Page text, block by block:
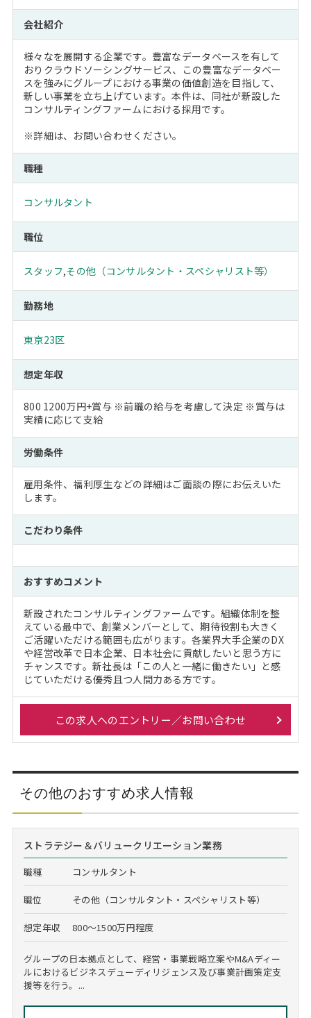
会社紹介
様々なを展開する企業です。豊富なデータベースを有して
おりクラウドソーシングサービス、この豊富なデータベー
スを強みにグループにおける事業の価値創造を目指して、
新しい事業を立ち上げています。本件は、同社が新設した
コンサルティングファームにおける採用です。
※詳細は、お問い合わせください。
職種
コンサルタント
職位
スタッフ,その他（コンサルタント・スペシャリスト等）
勤務地
東京23区
想定年収
800 1200万円+賞与 ※前職の給与を考慮して決定 ※賞与は
実績に応じて支給
労働条件
雇用条件、福利厚生などの詳細はご面談の際にお伝えいた
します。
こだわり条件
おすすめコメント
新設されたコンサルティングファームです。組織体制を整
えている最中で、創業メンバーとして、期待役割も大きく
ご活躍いただける範囲も広がります。各業界大手企業のDX
や経営改革で日本企業、日本社会に貢献したいと思う方に
チャンスです。新社長は「この人と一緒に働きたい」と感
じていただける優秀且つ人間力ある方です。
この求人へのエントリー／お問い合わせ
その他のおすすめ求人情報
ストラテジー＆バリュークリエーション業務
職種 コンサルタント
職位 その他（コンサルタント・スペシャリスト等）
想定年収 800～1500万円程度
グループの日本拠点として、経営・事業戦略立案やM&Aディー
ルにおけるビジネスデューディリジェンス及び事業計画策定支
援等を行う。...